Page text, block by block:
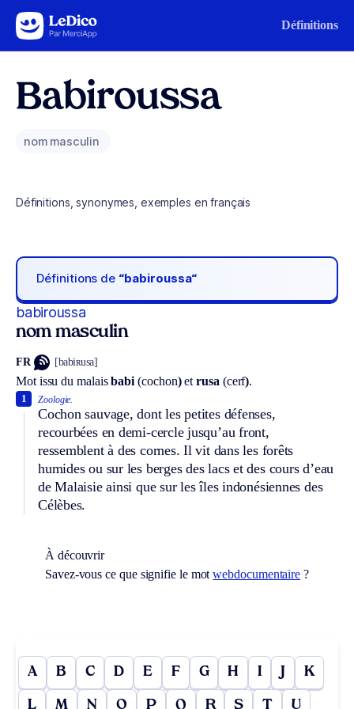
Aller au contenu Définitions
Babiroussa
nom masculin
Définitions, synonymes, exemples en français
Définitions de “babiroussa“
babiroussa
nom masculin
FR [babiʀusa]
Mot issu du malaisbabi (cochon)etrusa (cerf).
Zoologie.
Cochon sauvage, dont les petites défenses,
recourbées en demi-cercle jusqu’au front,
ressemblent à des cornes. Il vit dans les forêts
humides ou sur les berges des lacs et des cours d’eau
de Malaisie ainsi que sur les îles indonésiennes des
Célèbes.
1
À découvrir
Savez-vous ce que signifie le motwebdocumentaire ?
A B C D E F G H I J K
L M N O P Q R S T U